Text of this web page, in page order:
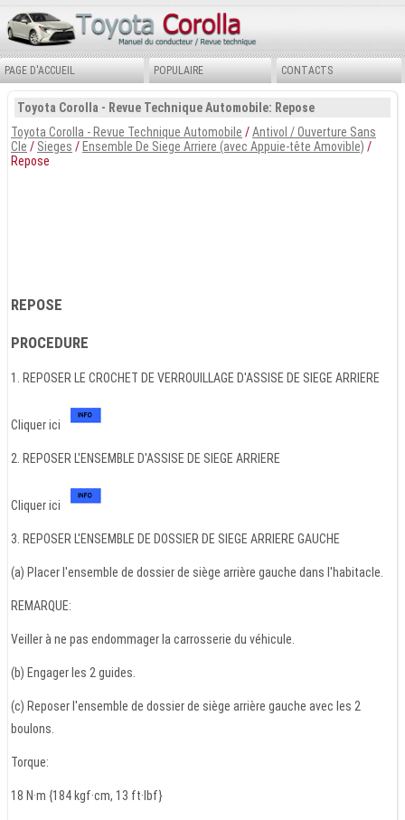
PAGE D'ACCUEIL POPULAIRE CONTACTS
Toyota Corolla - Revue Technique Automobile: Repose
Toyota Corolla - Revue Technique Automobile /Antivol / Ouverture Sans
Cle / Sieges /Ensemble De Siege Arriere (avec Appuie-tête Amovible) /
Repose
REPOSE
PROCEDURE
1. REPOSER LE CROCHET DE VERROUILLAGE D'ASSISE DE SIEGE ARRIERE
Cliquer ici
2. REPOSER L'ENSEMBLE D'ASSISE DE SIEGE ARRIERE
Cliquer ici
3. REPOSER L'ENSEMBLE DE DOSSIER DE SIEGE ARRIERE GAUCHE
(a) Placer l'ensemble de dossier de siège arrière gauche dans l'habitacle.
REMARQUE:
Veiller à ne pas endommager la carrosserie du véhicule.
(b) Engager les 2 guides.
(c) Reposer l'ensemble de dossier de siège arrière gauche avec les 2
boulons.
Torque:
18 N·m {184 kgf·cm, 13 ft·lbf}